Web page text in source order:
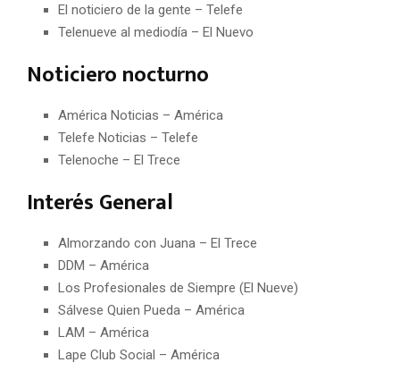
El noticiero de la gente – Telefe
Telenueve al mediodía – El Nuevo
Noticiero nocturno
América Noticias – América
Telefe Noticias – Telefe
Telenoche – El Trece
Interés General
Almorzando con Juana – El Trece
DDM – América
Los Profesionales de Siempre (El Nueve)
Sálvese Quien Pueda – América
LAM – América
Lape Club Social – América